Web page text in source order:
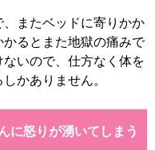
またベッドに寄りかか
るとまた地獄の痛みで
いので、仕方なく体を
かありません。
に怒りが湧いてしまう